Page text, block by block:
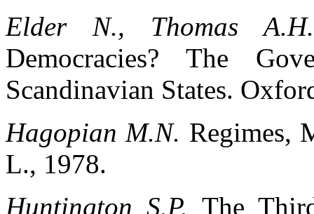
Elder N., Thomas
Democracies? The
Scandinavian States.
Hagopian M.N. Regimes,
L., 1978.
Huntington S.P. The